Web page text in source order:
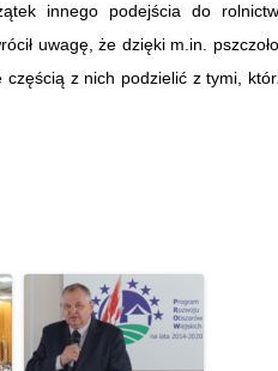
innego podejścia do
uwagę, że dzięki m.in.
z nich podzielić z tymi,